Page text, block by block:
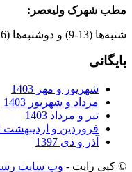
مطب شهرک ولیعصر:
شنبه‌ها (13-9) و دوشنبه‌ها (16-9)
بایگانی
شهریور و مهر 1403
مرداد و شهریور 1403
تیر و مرداد 1403
فروردین و اردیبهشت 1402
آذر و دی 1397
© کپی رایت - وب سایت